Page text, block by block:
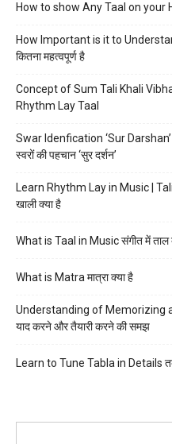
How to show Any Taal on your
How Important is it to
कितना महत्वपूर्ण है
Concept of Sum Tali Khali
Rhythm Lay Taal
Swar Idenfication ‘Sur
स्वरों की पहचान ‘सुर दर्शन’
Learn Rhythm Lay in Music |
खाली क्या है
What is Taal in Music संगीत में ताल
What is Matra मात्रा क्या है
Understanding of Memorizing
याद करने और तैयारी करने की समझ
Learn to Tune Tabla in Details